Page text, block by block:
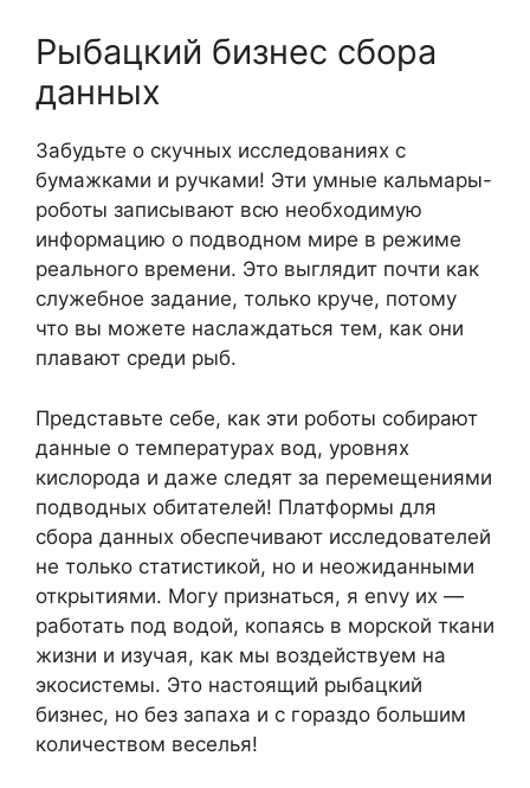
Рыбацкий бизнес сбора
данных
Забудьте о скучных исследованиях с
бумажками и ручками! Эти умные кальмары-
роботы записывают всю необходимую
информацию о подводном мире в режиме
реального времени. Это выглядит почти как
служебное задание, только круче, потому
что вы можете наслаждаться тем, как они
плавают среди рыб.
Представьте себе, как эти роботы собирают
данные о температурах вод, уровнях
кислорода и даже следят за перемещениями
подводных обитателей! Платформы для
сбора данных обеспечивают исследователей
не только статистикой, но и неожиданными
открытиями. Могу признаться, я envy их —
работать под водой, копаясь в морской ткани
жизни и изучая, как мы воздействуем на
экосистемы. Это настоящий рыбацкий
бизнес, но без запаха и с гораздо большим
количеством веселья!